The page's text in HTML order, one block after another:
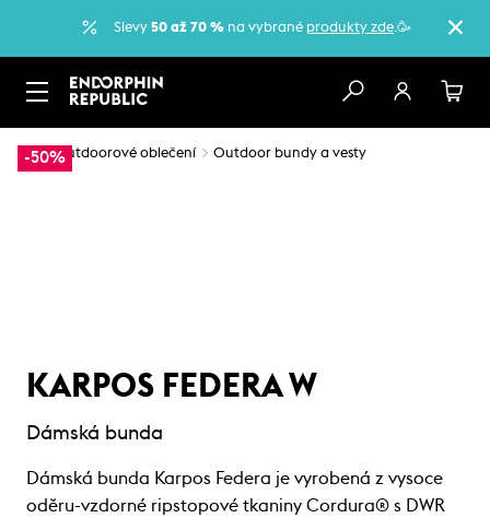
Slevy 50 až 70 % na vybrané produkty zde.🥳
-50%
… Outdoorové oblečení Outdoor bundy a vesty
KARPOS FEDERA W
Dámská bunda
Dámská bunda Karpos Federa je vyrobená z vysoce
oděru-vzdorné ripstopové tkaniny Cordura® s DWR